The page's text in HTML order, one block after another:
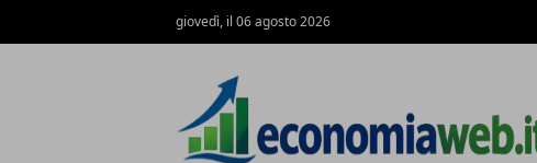
giovedì, il 06 agosto 2026